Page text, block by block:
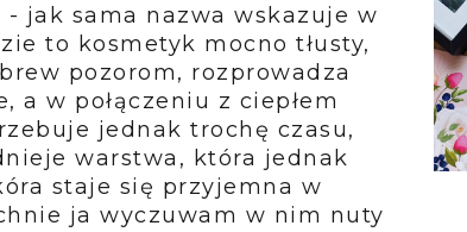
jak sama nazwa wskazuje w
to kosmetyk mocno tłusty,
pozorom, rozprowadza
a w połączeniu z ciepłem
jednak trochę czasu,
warstwa, która jednak
staje się przyjemna w
ja wyczuwam w nim nuty